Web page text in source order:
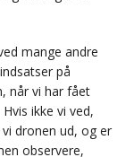
mange andre
på
når vi har fået
ikke vi ved,
dronen ud, og er
observere,